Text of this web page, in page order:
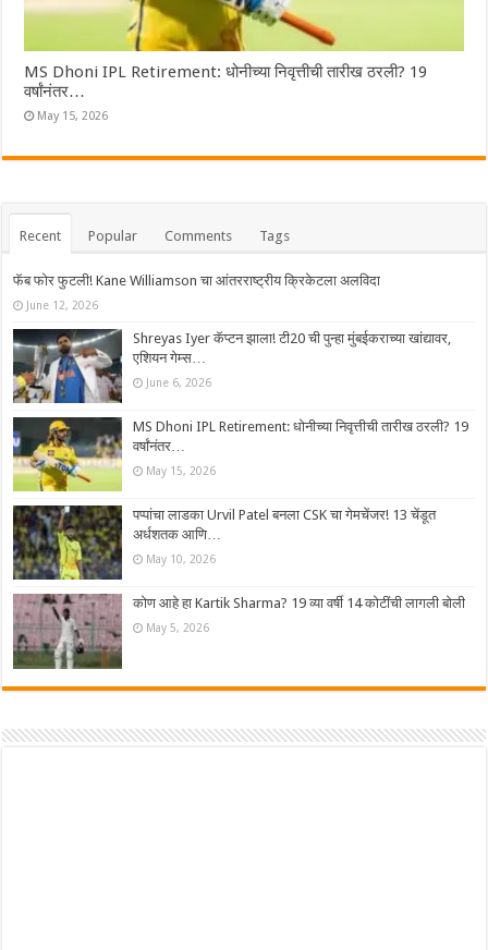
MS Dhoni IPL Retirement: धोनीच्या निवृत्तीची तारीख ठरली? 19
वर्षांनंतर…
May 15, 2026
Recent Popular Comments Tags
फॅब फोर फुटली! Kane Williamson चा आंतरराष्ट्रीय क्रिकेटला अलविदा
June 12, 2026
Shreyas Iyer कॅप्टन झाला! टी20 ची पुन्हा मुंबईकराच्या खांद्यावर,
एशियन गेम्स…
June 6, 2026
MS Dhoni IPL Retirement: धोनीच्या निवृत्तीची तारीख ठरली? 19
वर्षांनंतर…
May 15, 2026
पप्पांचा लाडका Urvil Patel बनला CSK चा गेमचेंजर! 13 चेंडूत
अर्धशतक आणि…
May 10, 2026
कोण आहे हा Kartik Sharma? 19 व्या वर्षी 14 कोटींची लागली बोली
May 5, 2026